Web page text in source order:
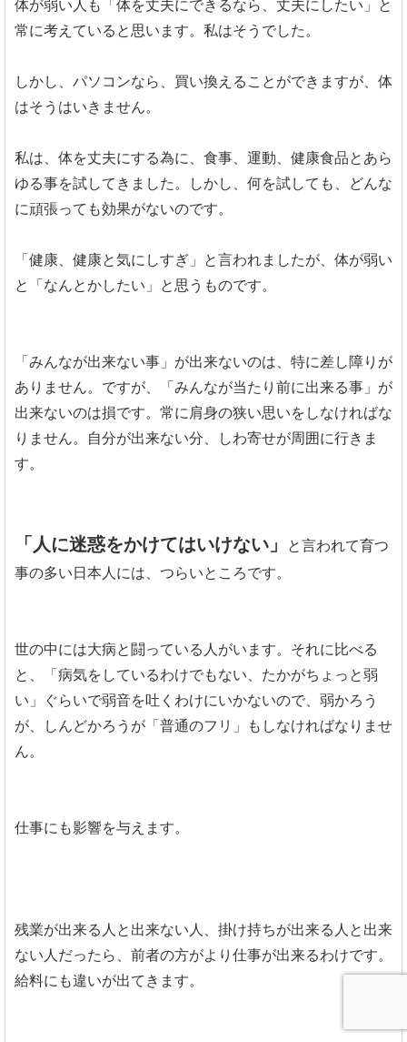
体が弱い人も「体を丈夫にできるなら、丈夫にしたい」と
常に考えていると思います。私はそうでした。
しかし、パソコンなら、買い換えることができますが、体
はそうはいきません。
私は、体を丈夫にする為に、食事、運動、健康食品とあら
ゆる事を試してきました。しかし、何を試しても、どんな
に頑張っても効果がないのです。
「健康、健康と気にしすぎ」と言われましたが、体が弱い
と「なんとかしたい」と思うものです。
「みんなが出来ない事」が出来ないのは、特に差し障りが
ありません。ですが、「みんなが当たり前に出来る事」が
出来ないのは損です。常に肩身の狭い思いをしなければな
りません。自分が出来ない分、しわ寄せが周囲に行きま
す。
「人に迷惑をかけてはいけない」
と言われて育つ
事の多い日本人には、つらいところです。
世の中には大病と闘っている人がいます。それに比べる
と、「病気をしているわけでもない、たかがちょっと弱
い」ぐらいで弱音を吐くわけにいかないので、弱かろう
が、しんどかろうが「普通のフリ」もしなければなりませ
ん。
仕事にも影響を与えます。
残業が出来る人と出来ない人、掛け持ちが出来る人と出来
ない人だったら、前者の方がより仕事が出来るわけです。
給料にも違いが出てきます。